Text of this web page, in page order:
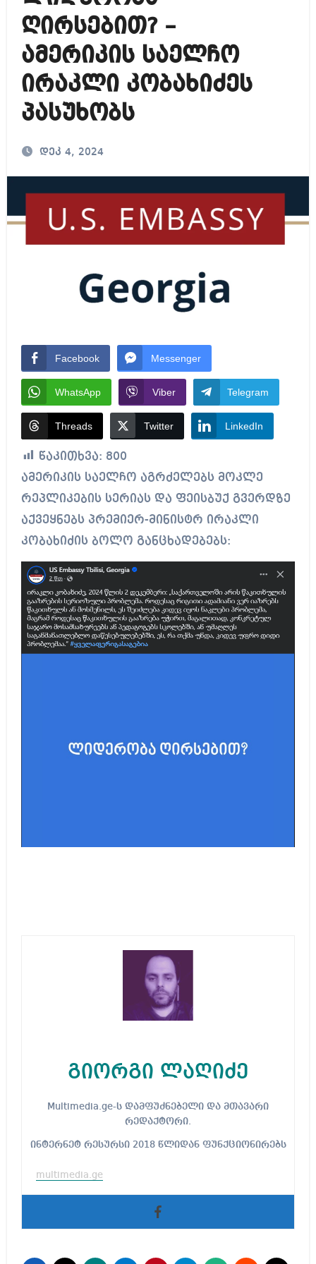
ღირსებით? –
ამერიკის საელჩო
ირაკლი კობახიძეს
პასუხობს
დეკ 4, 2024
Facebook Messenger
WhatsApp Viber Telegram
Threads Twitter LinkedIn
წაკითხვა: 800
ამერიკის საელჩო აგრძელებს მოკლე
რეპლიკების სერიას და ფეისბუქ გვერდზე
აქვეყნებს პრემიერ-მინისტრ ირაკლი
კობახიძის ბოლო განცხადებებს:
გიორგი ლაღიძე
Multimedia.ge-ს დამფუძნებელი და მთავარი
რედაქტორი.
ინტერნეტ რესურსი 2018 წლიდან ფუნქციონირებს
multimedia.ge